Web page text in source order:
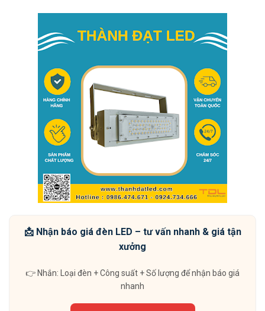
📩 Nhận báo giá đèn LED – tư vấn nhanh & giá tận
xưởng
👉 Nhắn: Loại đèn + Công suất + Số lượng để nhận báo giá
nhanh